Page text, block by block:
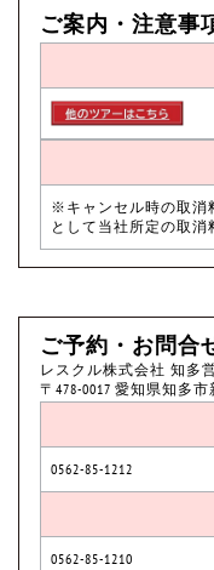
ご案内・注意事
※キャンセル時の取消
として当社所定の取消
ご予約・お問合
レスクル株式会社 知多
〒478-0017 愛知県知多市
0562-85-1212
0562-85-1210